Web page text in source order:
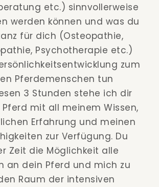
etc.) sinnvollerweise
werden können und was du
für dich (Osteopathie,
Psychotherapie etc.)
zum
Pferdemenschen tun
3 Stunden stehe ich dir
mit all meinem Wissen,
Erfahrung und meinen
zur Verfügung. Du
Zeit die Möglichkeit alle
an dein Pferd und mich zu
Raum der intensiven